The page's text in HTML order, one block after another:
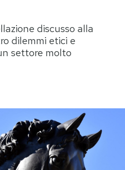
Storie/Idee
Ok Boomer!
Media
discusso alla
dilemmi etici e
settore molto